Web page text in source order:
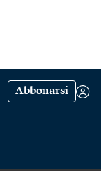
Abbonarsi